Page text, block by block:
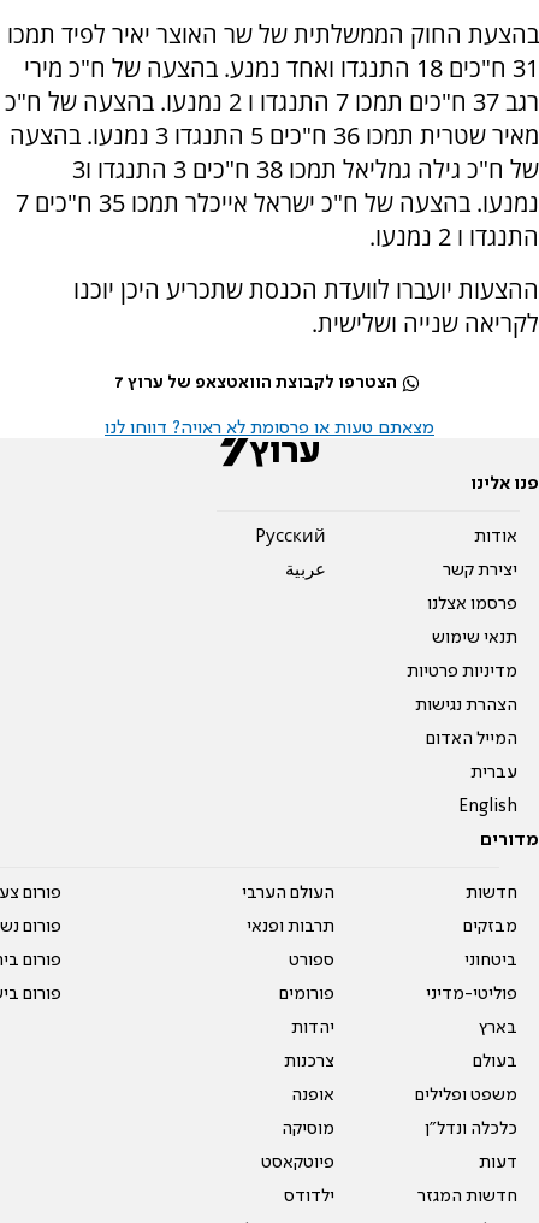
בהצעת החוק הממשלתית של שר האוצר יאיר לפיד תמכו
31 ח"כים 18 התנגדו ואחד נמנע.
בהצעה של ח"כ מירי
רגב 37 ח"כים תמכו 7 התנגדו ו 2 נמנעו.
בהצעה של ח"כ
מאיר שטרית תמכו 36 ח"כים 5 התנגדו 3 נמנעו.
בהצעה
של ח"כ גילה גמליאל תמכו 38 ח"כים 3 התנגדו ו3
נמנעו.
בהצעה של ח"כ ישראל אייכלר תמכו 35 ח"כים 7
התנגדו ו 2 נמנעו.
ההצעות יועברו לוועדת הכנסת שתכריע היכן יוכנו
לקריאה שנייה ושלישית.
הצטרפו לקבוצת הוואטצאפ של ערוץ 7
מצאתם טעות או פרסומת לא ראויה? דווחו לנו
פנו אלינו
אודות
יצירת קשר
פרסמו אצלנו
תנאי שימוש
מדיניות פרטיות
הצהרת נגישות
המייל האדום
עברית
English
Pусский
عربية
מדורים
חדשות
מבזקים
ביטחוני
פוליטי-מדיני
בארץ
בעולם
משפט ופלילים
כלכלה ונדל"ן
דעות
חדשות המגזר
העולם הערבי
תרבות ופנאי
ספורט
פורומים
יהדות
צרכנות
אופנה
מוסיקה
פיוטקאסט
ילדודס
פורום
פורום
פורום
פורום